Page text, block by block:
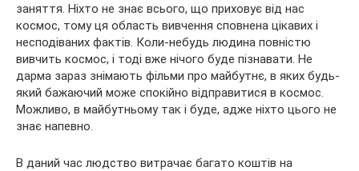
заняття. Ніхто не знає всього, що приховує від нас
космос, тому ця область вивчення сповнена цікавих і
несподіваних фактів. Коли-небудь людина повністю
вивчить космос, і тоді вже нічого буде пізнавати. Не
дарма зараз знімають фільми про майбутнє, в яких будь-
який бажаючий може спокійно відправитися в космос.
Можливо, в майбутньому так і буде, адже ніхто цього не
знає напевно.
В даний час людство витрачає багато коштів на